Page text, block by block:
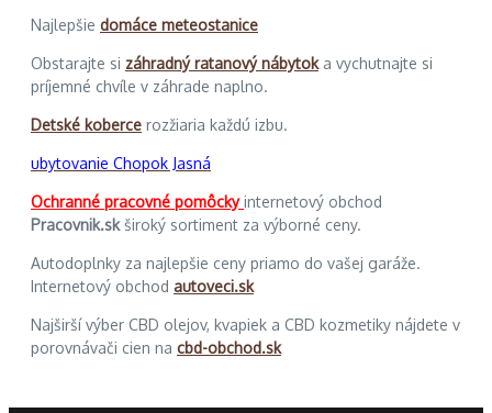
Najlepšie domáce meteostanice
Obstarajte si záhradný ratanový nábytoka vychutnajte si
príjemné chvíle v záhrade naplno.
Detské koberce rozžiaria každú izbu.
ubytovanie Chopok Jasná
Ochranné pracovné pomôckyinternetový obchod
Pracovnik.skširoký sortiment za výborné ceny.
Autodoplnky za najlepšie ceny priamo do vašej garáže.
Internetový obchod autoveci.sk
Najširší výber CBD olejov, kvapiek a CBD kozmetiky nájdete v
porovnávači cien na cbd-obchod.sk